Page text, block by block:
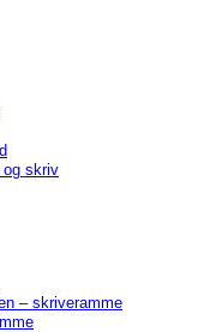
og skriv
– skriveramme